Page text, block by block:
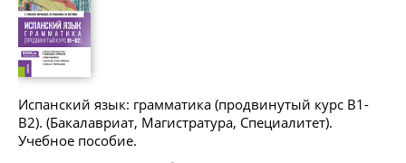
Испанский язык: грамматика (продвинутый курс В1-
В2). (Бакалавриат, Магистратура, Специалитет).
Учебное пособие.